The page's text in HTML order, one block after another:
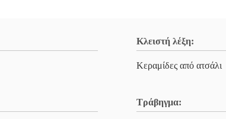
Κλειστή λέξη:
Κεραμίδες από ατσάλι
Τράβηγμα: